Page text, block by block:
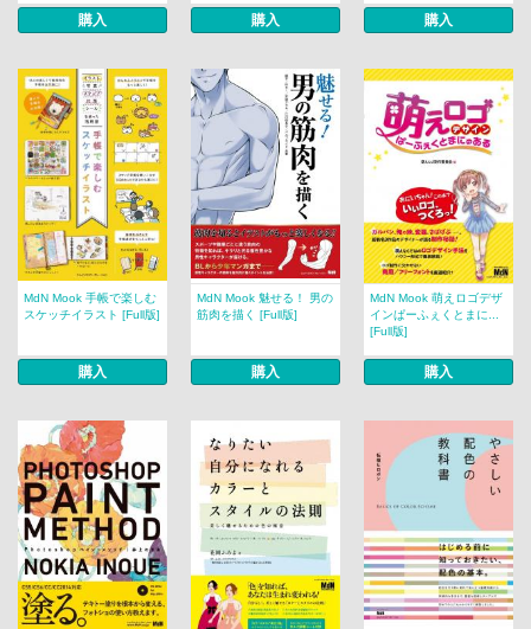
購入 購入 購入
MdN Mook 手帳で楽しむ
スケッチイラスト [Full版]
購入
MdN Mook 魅せる！ 男の
筋肉を描く [Full版]
購入
MdN Mook 萌えロゴデザ
インぱーふぇくとまに...
[Full版]
購入